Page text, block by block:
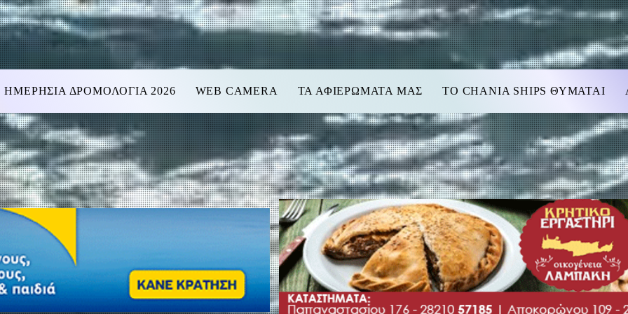
ΗΜΕΡΗΣΙΑ ΔΡΟΜΟΛΟΓΙΑ 2026 WEB CAMERA ΤΑ ΑΦΙΕΡΩΜΑΤΑ ΜΑΣ TO CHANIA SHIPS ΘΥΜΑΤΑΙ